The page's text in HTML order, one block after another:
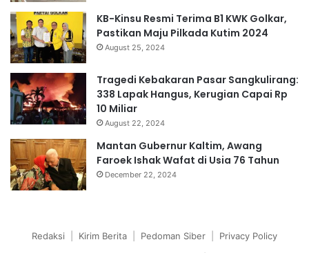
KB-Kinsu Resmi Terima B1 KWK Golkar,
Pastikan Maju Pilkada Kutim 2024
August 25, 2024
Tragedi Kebakaran Pasar Sangkulirang:
338 Lapak Hangus, Kerugian Capai Rp
10 Miliar
August 22, 2024
Mantan Gubernur Kaltim, Awang
Faroek Ishak Wafat di Usia 76 Tahun
December 22, 2024
Redaksi Kirim Berita Pedoman Siber
Privacy Policy